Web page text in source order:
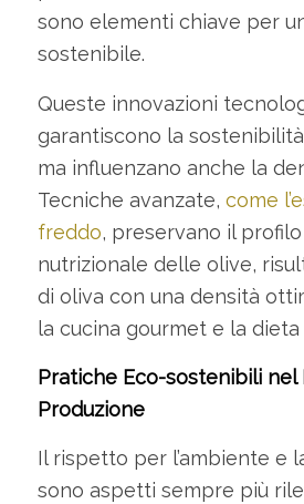
sono elementi chiave per
sostenibile.
Queste innovazioni
garantiscono la
ma influenzano anche la
Tecniche avanzate, come
freddo, preservano il
nutrizionale delle olive,
di oliva con una densità
la cucina gourmet e la dieta
Pratiche Eco-sostenibili nel
Produzione
Il rispetto per l’ambiente e
sono aspetti sempre più